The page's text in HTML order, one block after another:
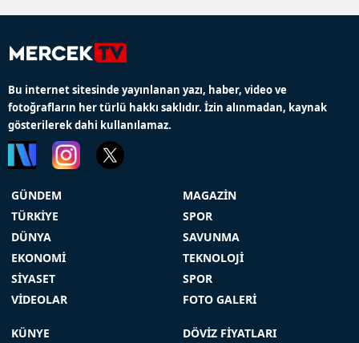
Bu internet sitesinde yayınlanan yazı, haber, video ve
fotoğrafların her türlü hakkı saklıdır. İzin alınmadan, kaynak
gösterilerek dahi kullanılamaz.
GÜNDEM
TÜRKİYE
DÜNYA
EKONOMİ
SİYASET
VİDEOLAR
MAGAZİN
SPOR
SAVUNMA
TEKNOLOJİ
SPOR
FOTO GALERİ
KÜNYE DÖVİZ FİYATLARI